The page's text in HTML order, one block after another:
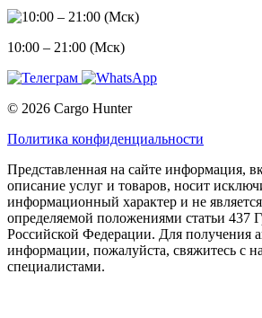
10:00 – 21:00 (Мск)
© 2026 Cargo Hunter
Политика конфиденциальности
Представленная на сайте информация,
описание услуг и товаров, носит
информационный характер и не
определяемой положениями статьи 437
Российской Федерации. Для получения
информации, пожалуйста, свяжитесь с
специалистами.